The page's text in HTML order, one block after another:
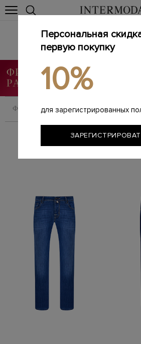
Мужские
Главная / Мужчинам /
ФИЛЬТРОВАТЬ
Персональная
первую покупку
10%
для зарегистрированных